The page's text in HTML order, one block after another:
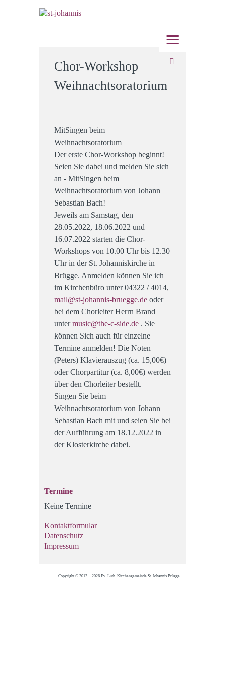
≡
Chor-Workshop
Weihnachtsoratorium
MitSingen beim
Weihnachtsoratorium
Der erste Chor-Workshop beginnt!
Seien Sie dabei und melden Sie sich
an - MitSingen beim
Weihnachtsoratorium von Johann
Sebastian Bach!
Jeweils am Samstag, den
28.05.2022, 18.06.2022 und
16.07.2022 starten die Chor-
Workshops von 10.00 Uhr bis 12.30
Uhr in der St. Johanniskirche in
Brügge. Anmelden können Sie ich
im Kirchenbüro unter 04322 / 4014,
mail@st-johannis-bruegge.de oder
bei dem Chorleiter Herrn Brand
untermusic@the-c-side.de . Sie
können Sich auch für einzelne
Termine anmelden! Die Noten
(Peters) Klavierauszug (ca. 15,00€)
oder Chorpartitur (ca. 8,00€) werden
über den Chorleiter bestellt.
Singen Sie beim
Weihnachtsoratorium von Johann
Sebastian Bach mit und seien Sie bei
der Aufführung am 18.12.2022 in
der Klosterkirche dabei.
Termine
Keine Termine
Kontaktformular
Datenschutz
Impressum
Copyright © 2012 - 2026 Ev.-Luth. Kirchengemeinde St. Johannis Brügge.